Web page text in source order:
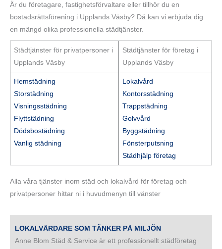
Är du företagare, fastighetsförvaltare eller tillhör du en
bostadsrättsförening i Upplands Väsby? Då kan vi erbjuda dig
en mängd olika professionella städtjänster.
Städtjänster för privatpersoner i
Upplands Väsby
Städtjänster för företag i
Upplands Väsby
Hemstädning
Storstädning
Visningsstädning
Flyttstädning
Dödsbostädning
Vanlig städning
Lokalvård
Kontorsstädning
Trappstädning
Golvvård
Byggstädning
Fönsterputsning
Städhjälp företag
Alla våra tjänster inom städ och lokalvård för företag och
privatpersoner hittar ni i huvudmenyn till vänster
LOKALVÅRDARE SOM TÄNKER PÅ MILJÖN
Anne Blom Städ & Service är ett professionellt städföretag